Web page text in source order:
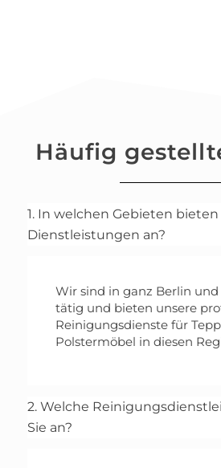
Häufig
1. In welchen Gebieten bieten
Dienstleistungen an?
Wir sind in ganz Berlin
tätig und bieten unsere
Reinigungsdienste für
Polstermöbel in diesen
2. Welche
Sie an?